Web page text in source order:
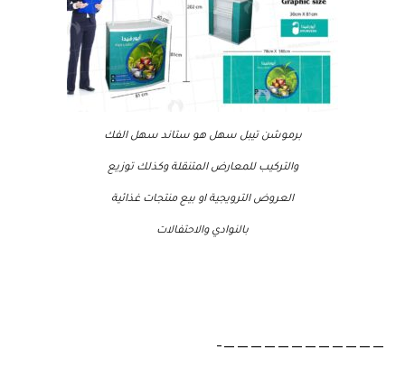
برموشن تيبل سهل هو ستاند سهل الفك
والتركيب للمعارض المتنقلة وكذلك توزيع
العروض الترويجية او بيع منتجات غذائية
بالنوادي والاحتفالات
————————————-